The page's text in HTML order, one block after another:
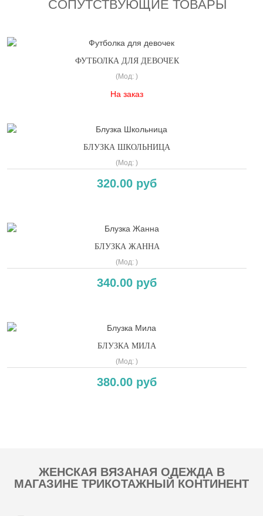
СОПУТСТВУЮЩИЕ ТОВАРЫ
ФУТБОЛКА ДЛЯ ДЕВОЧЕК
(Мод: )
На заказ
БЛУЗКА ШКОЛЬНИЦА
(Мод: )
320.00 руб
БЛУЗКА ЖАННА
(Мод: )
340.00 руб
БЛУЗКА МИЛА
(Мод: )
380.00 руб
ЖЕНСКАЯ ВЯЗАНАЯ ОДЕЖДА В
МАГАЗИНЕ ТРИКОТАЖНЫЙ КОНТИНЕНТ